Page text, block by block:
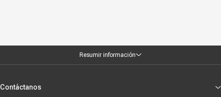
Resumir información
Contáctanos